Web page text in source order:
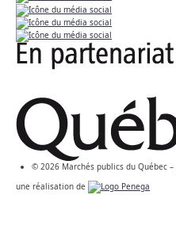
© 2026 Marchés publics du Québec –
une réalisation de